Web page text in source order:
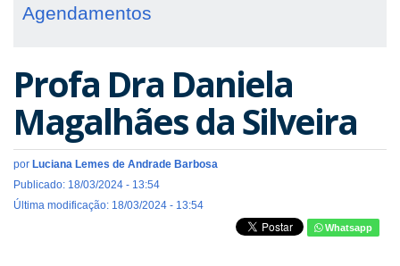
Agendamentos
Profa Dra Daniela
Magalhães da Silveira
por Luciana Lemes de Andrade Barbosa
Publicado: 18/03/2024 - 13:54
Última modificação: 18/03/2024 - 13:54
Whatsapp